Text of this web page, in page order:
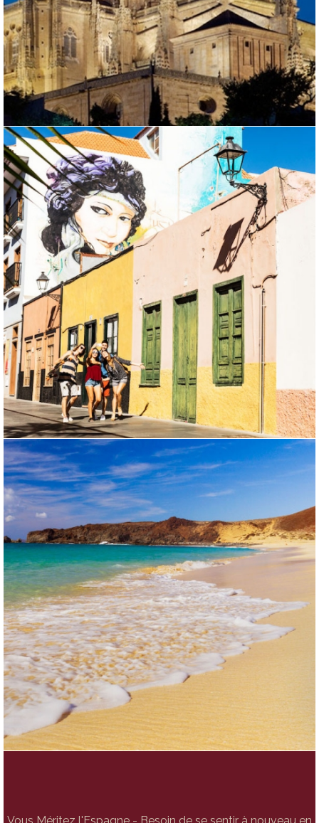
Vous Méritez l'Espagne - Besoin de se sentir à nouveau en